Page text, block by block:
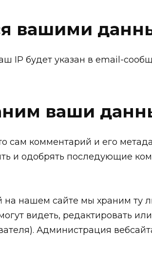
вашими
IP будет указан в email-
ваши
сам комментарий и его
и одобрять последующие
на нашем сайте мы храним
видеть, редактировать
Администрация